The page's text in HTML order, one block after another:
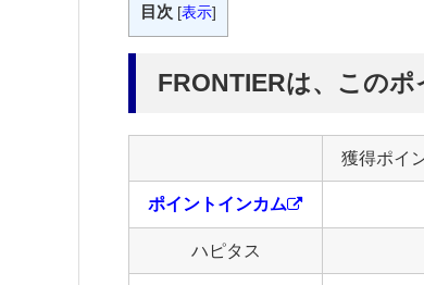
目次 [表示]
FRONTIERは、このポ
獲得ポイ
ポイントインカム
ハピタス